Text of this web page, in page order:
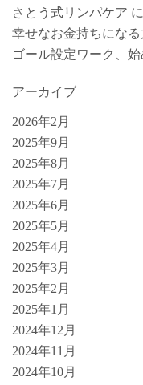
さとう式リンパケア に
幸せなお金持ちにな
ゴール設定ワーク、始
アーカイブ
2026年2月
2025年9月
2025年8月
2025年7月
2025年6月
2025年5月
2025年4月
2025年3月
2025年2月
2025年1月
2024年12月
2024年11月
2024年10月